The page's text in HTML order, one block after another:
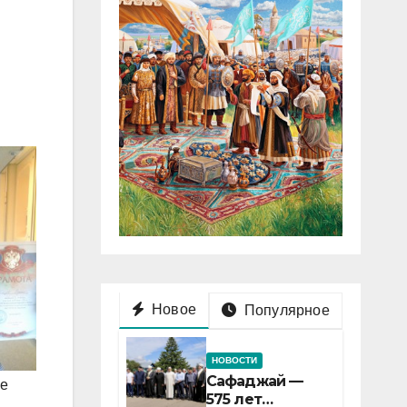
Новое Популярное
НОВОСТИ
Сафаджай —
575 лет